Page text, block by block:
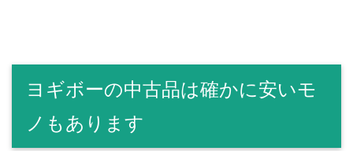
ヨギボーの中古品は確かに安いモ
ノもあります